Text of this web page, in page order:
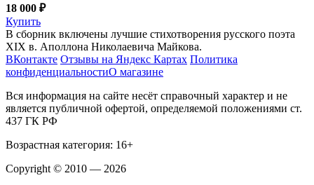
18 000 ₽
Купить
В сборник включены лучшие стихотворения русского поэта
XIX в. Аполлона Николаевича Майкова.
ВКонтакте Отзывы на Яндекс Картах Политика
конфиденциальностиО магазине
Вся информация на сайте несёт справочный характер и не
является публичной офертой, определяемой положениями ст.
437 ГК РФ
Возрастная категория: 16+
Copyright © 2010 — 2026